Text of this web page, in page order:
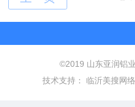
©2019 山东亚润铝
技术支持： 临沂美搜网